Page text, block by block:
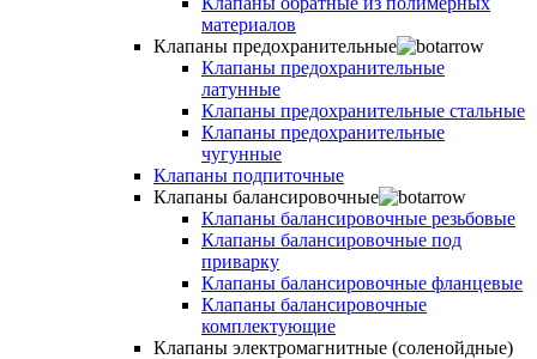
материалов
Клапаны предохранительные
Клапаны предохранительные
латунные
Клапаны предохранительные стальные
Клапаны предохранительные
чугунные
Клапаны подпиточные
Клапаны балансировочные
Клапаны балансировочные резьбовые
Клапаны балансировочные под
приварку
Клапаны балансировочные фланцевые
Клапаны балансировочные
комплектующие
Клапаны электромагнитные (соленойдные)